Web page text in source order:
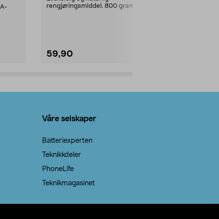
rengjøringsmiddel. 800 gram
59,90
Våre selskaper
Batteriexperten
Teknikkdeler
PhoneLife
Teknikmagasinet